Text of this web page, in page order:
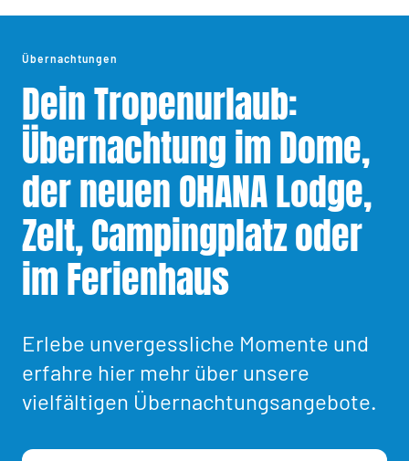
Übernachtungen
Dein Tropenurlaub:
Übernachtung im Dome,
der neuen OHANA Lodge,
Zelt, Campingplatz oder
im Ferienhaus
Erlebe unvergessliche Momente und
erfahre hier mehr über unsere
vielfältigen Übernachtungsangebote.